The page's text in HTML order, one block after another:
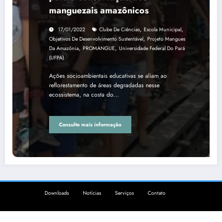
manguezais amazônicos
17/01/2022 Clube De Ciências, Escola Municipal,
Objetivos De Desenvolvimento Sustentável, Projeto Mangues
Da Amazônia, PROMANGUE, Universidade Federal Do Pará
(UFPA)
Ações socioambientais educativas se aliam ao
reflorestamento de áreas degradadas nesse
ecossistema, na costa do…
Consulte mais informação
Downloads Notícias Serviços Contato